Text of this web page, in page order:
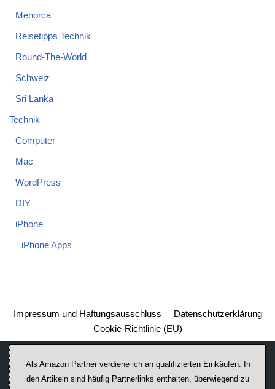
Menorca
Reisetipps Technik
Round-The-World
Schweiz
Sri Lanka
Technik
Computer
Mac
WordPress
DIY
iPhone
iPhone Apps
Impressum und Haftungsausschluss
Datenschutzerklärung
Cookie-Richtlinie (EU)
Als Amazon Partner verdiene ich an qualifizierten Einkäufen. In
den Artikeln sind häufig Partnerlinks enthalten, überwiegend zu